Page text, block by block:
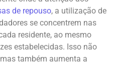
de repouso, a utilização de
se concentrem nas
residente, ao mesmo
estabelecidas. Isso não
também aumenta a